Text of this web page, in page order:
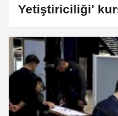
Yetiştiriciliği'